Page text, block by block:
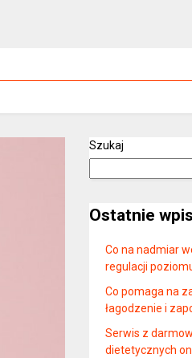
Szukaj
Ostatnie
Co na nadmiar
regulacji
Co pomaga na
łagodzenie i
Serwis z
dietetycznych